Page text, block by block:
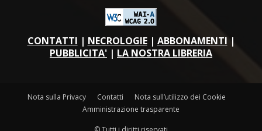
CONTATTI | NECROLOGIE| ABBONAMENTI |
PUBBLICITA' | LA NOSTRA LIBRERIA
Nota sulla Privacy Contatti
Nota sull’utilizzo dei Cookie
Amministrazione trasparente